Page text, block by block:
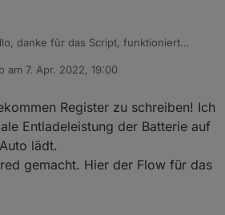
danke für das Script, funktioniert
schon ein Beispiel zum
Register. Würde es dringend brauchen,
ziemlich ratlos, wie ich das realisieren
am 7. Apr. 2022, 19:00
editiert von
Register zu schreiben! Ich
Entladeleistung der Batterie auf
lädt.
gemacht. Hier der Flow für das